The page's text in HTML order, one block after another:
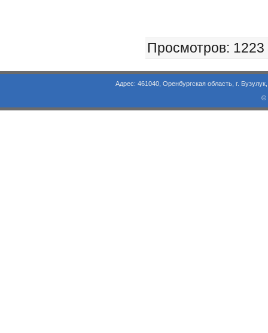
Просмотров:
Адрес: 461040, Оренбургская область, г. Бузулук, ул.
©